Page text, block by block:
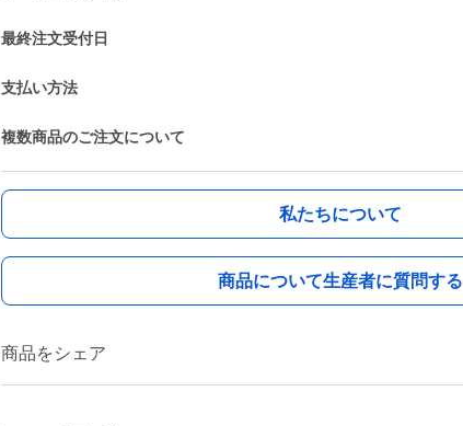
最終注文受付日
支払い方法
複数商品のご注文について
私たちについて
商品について生産者に質問する
商品をシェア